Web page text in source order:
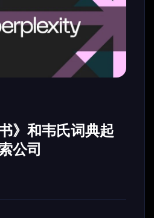
》和韦氏词典起
公司